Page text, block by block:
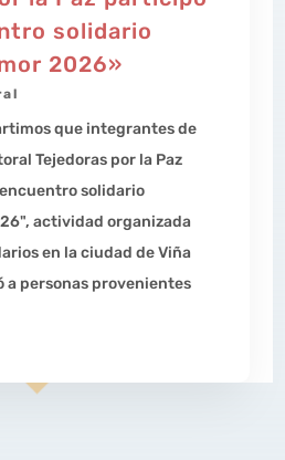
solidario
2026»
que integrantes de
Tejedoras por la Paz
solidario
actividad organizada
en la ciudad de Viña
a personas provenientes